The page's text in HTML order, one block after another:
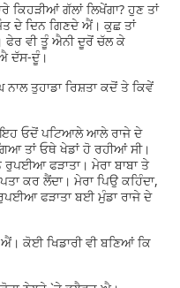
ਕਿਹੜੀਆਂ ਗੱਲਾਂ ਲਿਖੇਂਗਾ? ਹੁਣ ਤਾਂ
ਦੇ ਦਿਨ ਗਿਣਦੇ ਐਂ। ਕੁਛ ਤਾਂ
ਫੇਰ ਵੀ ਤੂੰ ਐਨੀ ਦੂਰੋਂ ਚੱਲ ਕੇ
ਦੱਸ-ਦੂੰ।
ਨਾਲ ਤੁਹਾਡਾ ਰਿਸ਼ਤਾ ਕਦੋਂ ਤੇ ਕਿਵੇਂ
ਓਦੋਂ ਪਟਿਆਲੇ ਆਲੇ ਰਾਜੇ ਦੇ
ਤਾਂ ਓਥੇ ਖੇਡਾਂ ਹੋ ਰਹੀਆਂ ਸੀ।
ਫੜਾਤਾ। ਮੇਰਾ ਬਾਬਾ ਤੇ
ਕਰ ਲੈਂਦਾ। ਮੇਰਾ ਪਿਉ ਕਹਿੰਦਾ,
ਰੁਪਈਆ ਫੜਾਤਾ ਬਈ ਮੁੰਡਾ ਰਾਜੇ ਦੇ
ਕੋਈ ਖਿਡਾਰੀ ਵੀ ਬਣਿਆਂ ਕਿ